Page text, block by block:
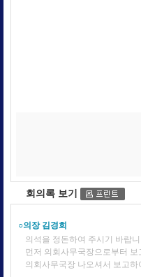
회의록 보기
○의장 김경희
의석을 정돈하여 주시기 바랍
먼저 의회사무국장으로부터
의회사무국장 나오셔서 보고하